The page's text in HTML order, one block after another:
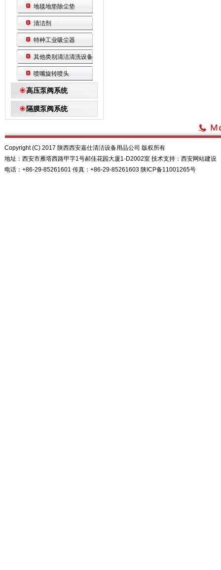
地毯地垫除尘垫
清洁剂
特种工业吸尘器
其他类别清洁清洗设备
喷嘴旋转喷头
高压泵阀系统
隔膜泵阀系统
Copyright (C) 2017 陕西西安嘉仕清洁设备用品公司 版权所有
地址：西安市雁塔西路甲字1号郝佳花园大厦1-D2002室 技术支持： 西安网站建设
电话：+86-29-85261601 传真：+86-29-85261603 陕ICP备11001265号